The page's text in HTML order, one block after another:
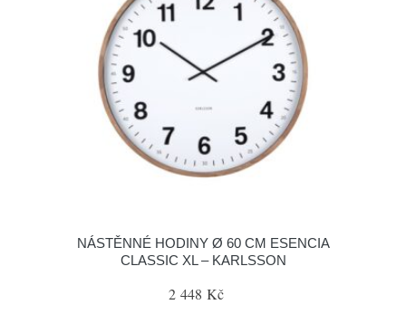
NÁSTĚNNÉ HODINY Ø 60 CM ESENCIA
CLASSIC XL – KARLSSON
2 448 Kč